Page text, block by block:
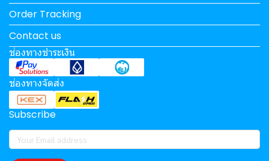
Order Tracking
Contact us
ช่องทางชำระเงิน
ช่องทางจัดส่ง
Subscribe